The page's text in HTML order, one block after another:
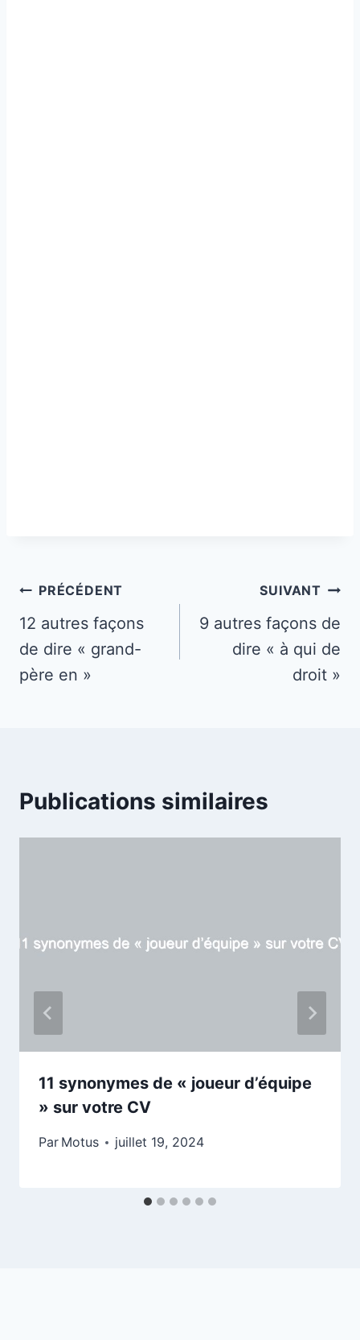
Navigation
de
l’article
PRÉCÉDENT
12 autres façons
de dire « grand-
père en »
SUIVANT
9 autres façons de
dire « à qui de
droit »
Publications similaires
11 synonymes de « joueur d’équipe
» sur votre CV
Par Motus juillet 19, 2024